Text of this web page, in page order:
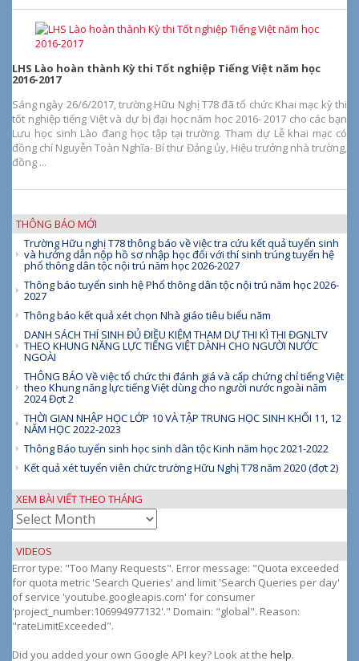
LHS Lào hoàn thành Kỳ thi Tốt nghiệp Tiếng Việt năm học
2016-2017
Sáng ngày 26/6/2017, trường Hữu Nghị T78 đã tổ chức Khai mạc kỳ thi
tốt nghiệp tiếng Việt và dự bị đại học năm học 2016- 2017 cho các bạn
Lưu học sinh Lào đang học tập tại trường. Tham dự Lễ khai mạc có
đồng chí Nguyễn Toàn Nghĩa- Bí thư Đảng ủy, Hiệu trưởng nhà trường,
đồng ...
THÔNG BÁO MỚI
Trường Hữu nghị T78 thông báo về việc tra cứu kết quả tuyển sinh
và hướng dẫn nộp hồ sơ nhập học đối với thí sinh trúng tuyển hệ
phổ thông dân tộc nội trú năm học 2026-2027
Thông báo tuyển sinh hệ Phổ thông dân tộc nội trú năm học 2026-
2027
Thông báo kết quả xét chọn Nhà giáo tiêu biểu năm
DANH SÁCH THÍ SINH ĐỦ ĐIỀU KIỆM THAM DỰ THI KÌ THI ĐGNLTV
THEO KHUNG NĂNG LỰC TIẾNG VIỆT DÀNH CHO NGƯỜI NƯỚC
NGOÀI
THÔNG BÁO Về việc tổ chức thi đánh giá và cấp chứng chỉ tiếng Việt
theo Khung năng lực tiếng Việt dùng cho người nước ngoài năm
2024 Đợt 2
THỜI GIAN NHẬP HỌC LỚP 10 VÀ TẬP TRUNG HỌC SINH KHỐI 11, 12
NĂM HỌC 2022-2023
Thông Báo tuyển sinh học sinh dân tộc Kinh năm học 2021-2022
Kết quả xét tuyển viên chức trường Hữu Nghị T78 năm 2020 (đợt 2)
XEM BÀI VIẾT THEO THÁNG
Xem
bài
viết
theo
tháng
VIDEOS
Error type: "Too Many Requests". Error message: "Quota exceeded
for quota metric 'Search Queries' and limit 'Search Queries per day'
of service 'youtube.googleapis.com' for consumer
'project_number:106994977132'." Domain: "global". Reason:
"rateLimitExceeded".
Did you added your own Google API key? Look at the help.